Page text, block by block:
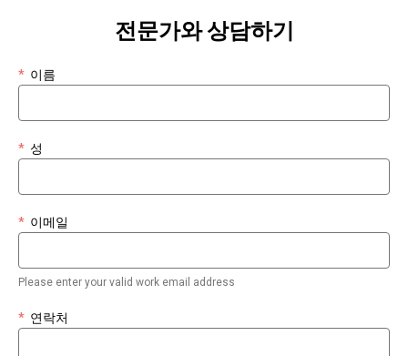
전문가와 상담하기
이름
*
성
*
이메일
*
Please enter your valid work email address
연락처
*